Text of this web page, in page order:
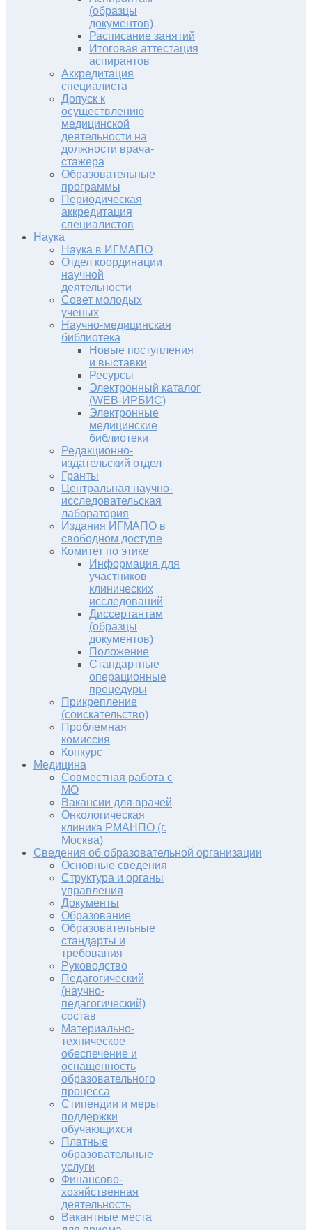
(образцы
документов)
Расписание занятий
Итоговая аттестация
аспирантов
Аккредитация
специалиста
Допуск к
осуществлению
медицинской
деятельности на
должности врача-
стажера
Образовательные
программы
Периодическая
аккредитация
специалистов
Наука
Наука в ИГМАПО
Отдел координации
научной
деятельности
Совет молодых
ученых
Научно-медицинская
библиотека
Новые поступления
и выставки
Ресурсы
Электронный каталог
(WEB-ИРБИС)
Электронные
медицинские
библиотеки
Редакционно-
издательский отдел
Гранты
Центральная научно-
исследовательская
лаборатория
Издания ИГМАПО в
свободном доступе
Комитет по этике
Информация для
участников
клинических
исследований
Диссертантам
(образцы
документов)
Положение
Стандартные
операционные
процедуры
Прикрепление
(соискательство)
Проблемная
комиссия
Конкурс
Медицина
Совместная работа с
МО
Вакансии для врачей
Онкологическая
клиника РМАНПО (г.
Москва)
Сведения об образовательной организации
Основные сведения
Структура и органы
управления
Документы
Образование
Образовательные
стандарты и
требования
Руководство
Педагогический
(научно-
педагогический)
состав
Материально-
техническое
обеспечение и
оснащенность
образовательного
процесса
Стипендии и меры
поддержки
обучающихся
Платные
образовательные
услуги
Финансово-
хозяйственная
деятельность
Вакантные места